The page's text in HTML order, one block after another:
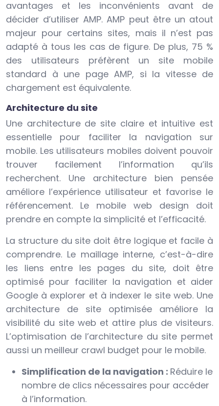
avantages et les inconvénients avant de
décider d’utiliser AMP. AMP peut être un atout
majeur pour certains sites, mais il n’est pas
adapté à tous les cas de figure. De plus, 75 %
des utilisateurs préfèrent un site mobile
standard à une page AMP, si la vitesse de
chargement est équivalente.
Architecture du site
Une architecture de site claire et intuitive est
essentielle pour faciliter la navigation sur
mobile. Les utilisateurs mobiles doivent pouvoir
trouver facilement l’information qu’ils
recherchent. Une architecture bien pensée
améliore l’expérience utilisateur et favorise le
référencement. Le mobile web design doit
prendre en compte la simplicité et l’efficacité.
La structure du site doit être logique et facile à
comprendre. Le maillage interne, c’est-à-dire
les liens entre les pages du site, doit être
optimisé pour faciliter la navigation et aider
Google à explorer et à indexer le site web. Une
architecture de site optimisée améliore la
visibilité du site web et attire plus de visiteurs.
L’optimisation de l’architecture du site permet
aussi un meilleur crawl budget pour le mobile.
Simplification de la navigation : Réduire le
nombre de clics nécessaires pour accéder
à l’information.